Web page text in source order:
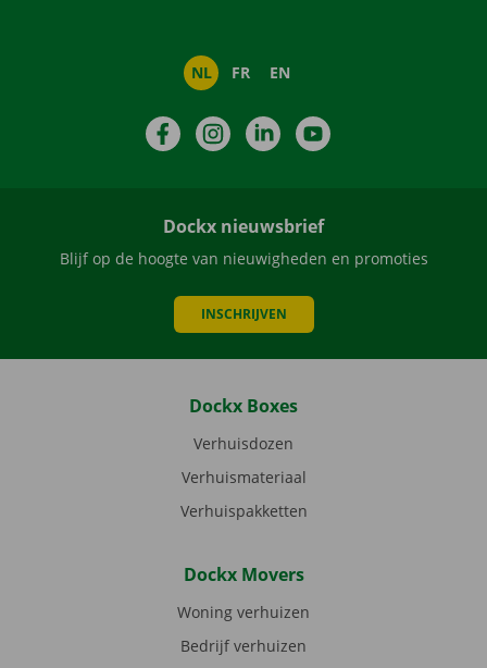
NL FR EN
FacebookInstagramLinkedIn
Dockx nieuwsbrief
Blijf op de hoogte van nieuwigheden en promoties
INSCHRIJVEN
Dockx Boxes
Verhuisdozen
Verhuismateriaal
Verhuispakketten
Dockx Movers
Woning verhuizen
Bedrijf verhuizen